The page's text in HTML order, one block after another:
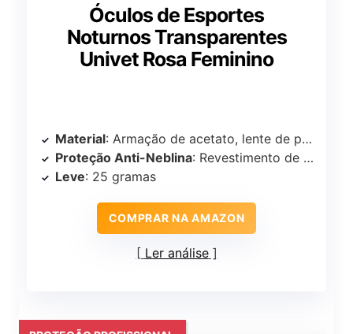
Óculos de Esportes
Noturnos Transparentes
Univet Rosa Feminino
Material: Armação de acetato, lente de policarbonato
Proteção Anti-Neblina: Revestimento de lente Vanguard PLUS exclusivo
Leve: 25 gramas
COMPRAR NA AMAZON
Ler análise